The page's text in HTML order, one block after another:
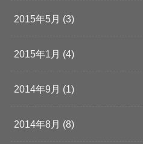
2015年5月 (3)
2015年1月 (4)
2014年9月 (1)
2014年8月 (8)